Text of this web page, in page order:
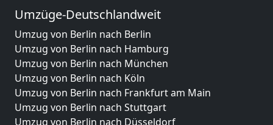
Umzüge-Deutschlandweit
Umzug von Berlin nach Berlin
Umzug von Berlin nach Hamburg
Umzug von Berlin nach München
Umzug von Berlin nach Köln
Umzug von Berlin nach Frankfurt am Main
Umzug von Berlin nach Stuttgart
Umzug von Berlin nach Düsseldorf